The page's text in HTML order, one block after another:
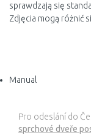
sprawdzają się
Zdjęcia mogą różnić
Manual
Pro odeslání do
sprchové dveře